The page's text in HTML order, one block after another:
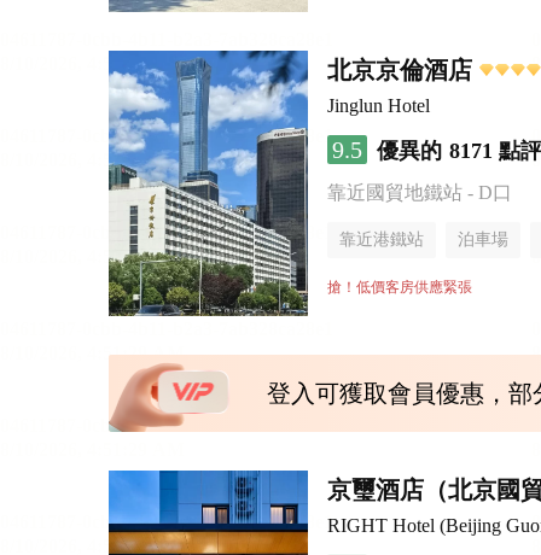
北京京倫酒店
Jinglun Hotel
9.5 優異的 8171 點評
靠近國貿地鐵站 - D口
靠近港鐵站 泊車場
無煙樓層
搶！低價客房供應緊張
登入可獲取會員優惠，
京璽酒店（北京國
RIGHT Hotel (Beijing